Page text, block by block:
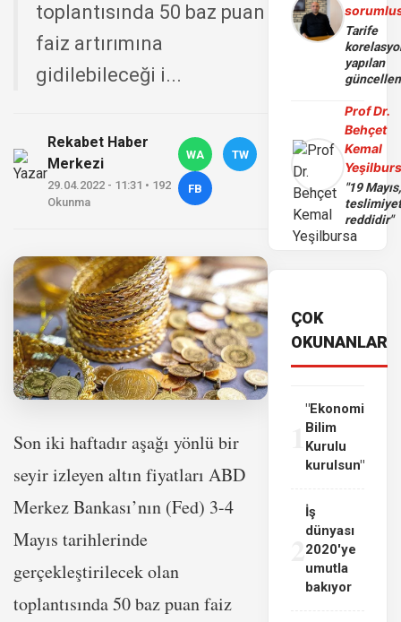
toplantısında 50 baz puan
faiz artırımına
gidilebileceği i...
Rekabet Haber
Merkezi
29.04.2022 - 11:31 • 192
Okunma
WA TW
FB
Son iki haftadır aşağı yönlü bir
seyir izleyen altın fiyatları ABD
Merkez Bankası’nın (Fed) 3-4
Mayıs tarihlerinde
gerçekleştirilecek olan
toplantısında 50 baz puan faiz
Tarife
yapılan
Prof Dr.
Behçet
Kemal
"19 Mayıs,
reddidir"
ÇOK
OKUNANLAR
"Ekonomi
Bilim
Kurulu
kurulsun"
İş
dünyası
2020'ye
umutla
bakıyor